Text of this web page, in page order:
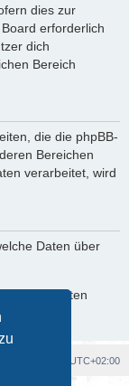
dies zur
erforderlich
dich
Bereich
die die phpBB-
Bereichen
verarbeitet, wird
Daten über
deiner Daten
UTC+02:00